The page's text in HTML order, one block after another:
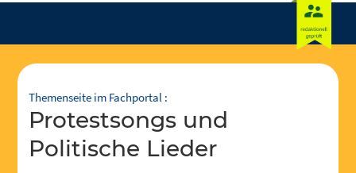
Themenseite im Fachportal :
Protestsongs und
Politische Lieder